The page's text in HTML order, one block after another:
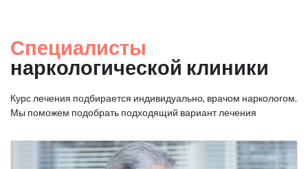
Специалисты
наркологической клиники
Курс лечения подбирается индивидуально, врачом наркологом.
Мы поможем подобрать подходящий вариант лечения